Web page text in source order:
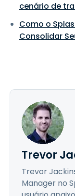
cenário de
Como o
Consolidar
Trevor
Trevor
Manager no